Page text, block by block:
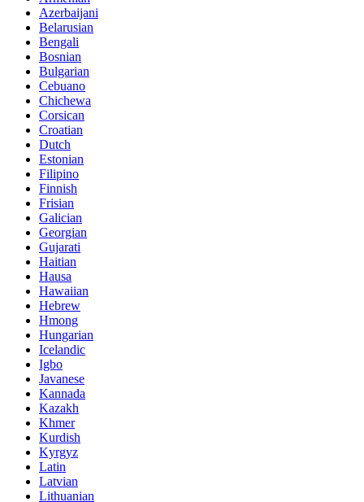
Azerbaijani
Belarusian
Bengali
Bosnian
Bulgarian
Cebuano
Chichewa
Corsican
Croatian
Dutch
Estonian
Filipino
Finnish
Frisian
Galician
Georgian
Gujarati
Haitian
Hausa
Hawaiian
Hebrew
Hmong
Hungarian
Icelandic
Igbo
Javanese
Kannada
Kazakh
Khmer
Kurdish
Kyrgyz
Latin
Latvian
Lithuanian